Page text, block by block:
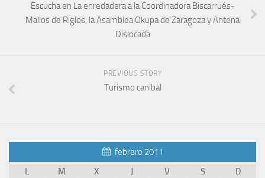
Escucha en La enredadera a la Coordinadora Biscarrués-
Mallos de Riglos, la Asamblea Okupa de Zaragoza y Antena
Dislocada
PREVIOUS STORY
Turismo canibal
febrero 2011
L
M X J V S D